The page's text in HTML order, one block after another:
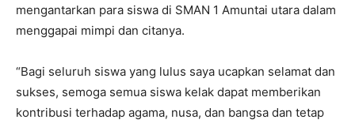
mengantarkan para siswa di SMAN 1 Amuntai utara dalam
menggapai mimpi dan citanya.
“Bagi seluruh siswa yang lulus saya ucapkan selamat dan
sukses, semoga semua siswa kelak dapat memberikan
kontribusi terhadap agama, nusa, dan bangsa dan tetap